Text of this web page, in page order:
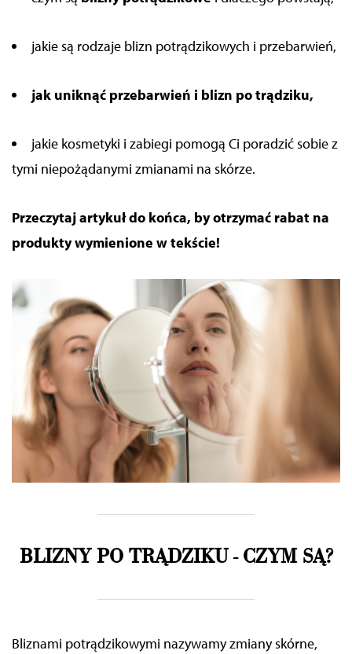
jakie są rodzaje blizn potrądzikowych i przebarwień,
jak uniknąć przebarwień i blizn po trądziku,
jakie kosmetyki i zabiegi pomogą Ci poradzić sobie z
tymi niepożądanymi zmianami na skórze.
Przeczytaj artykuł do końca, by otrzymać rabat na
produkty wymienione w tekście!
BLIZNY PO TRĄDZIKU - CZYM SĄ?
Bliznami potrądzikowymi nazywamy zmiany skórne,